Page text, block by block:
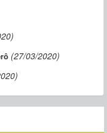
(27/03/2020)